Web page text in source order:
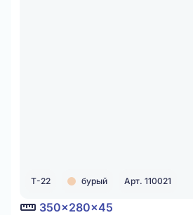
Т-22 бурый Арт. 110021
350x280x45